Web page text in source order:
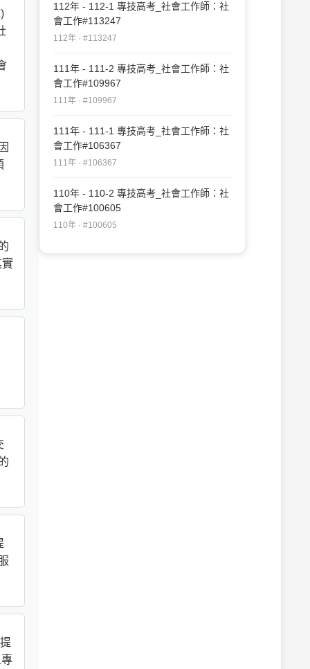
實
112年 - 112-1 專技高考_社會工作師：社
會工作#113247
112年 · #113247
111年 - 111-2 專技高考_社會工作師：社
會工作#109967
111年 · #109967
111年 - 111-1 專技高考_社會工作師：社
會工作#106367
111年 · #106367
110年 - 110-2 專技高考_社會工作師：社
會工作#100605
110年 · #100605